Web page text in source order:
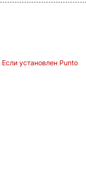
Если установлен Punto